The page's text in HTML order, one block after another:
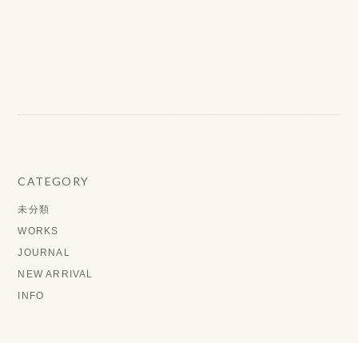
CATEGORY
未分類
WORKS
JOURNAL
NEW ARRIVAL
INFO